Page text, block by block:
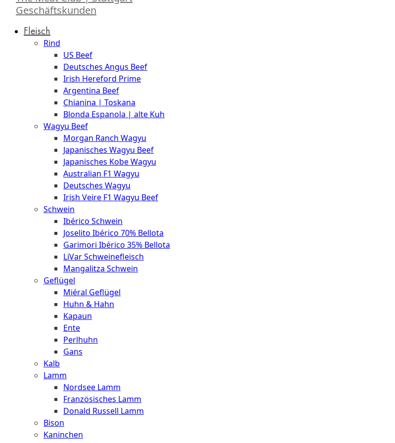
Geschäftskunden
Fleisch
Rind
US Beef
Deutsches Angus Beef
Irish Hereford Prime
Argentina Beef
Chianina | Toskana
Blonda Espanola | alte Kuh
Wagyu Beef
Morgan Ranch Wagyu
Japanisches Wagyu Beef
Japanisches Kobe Wagyu
Australian F1 Wagyu
Deutsches Wagyu
Irish Veire F1 Wagyu Beef
Schwein
Ibérico Schwein
Joselito Ibérico 70% Bellota
Garimori Ibérico 35% Bellota
LiVar Schweinefleisch
Mangalitza Schwein
Geflügel
Miéral Geflügel
Huhn & Hahn
Kapaun
Ente
Perlhuhn
Gans
Kalb
Lamm
Nordsee Lamm
Französisches Lamm
Donald Russell Lamm
Bison
Kaninchen